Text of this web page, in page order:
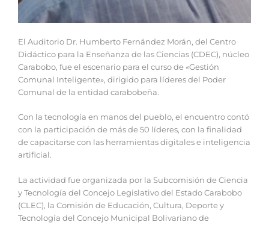
El Auditorio Dr. Humberto Fernández Morán, del Centro
Didáctico para la Enseñanza de las Ciencias (CDEC), núcleo
Carabobo, fue el escenario para el curso de «Gestión
Comunal Inteligente», dirigido para líderes del Poder
Comunal de la entidad carabobeña.
Con la tecnología en manos del pueblo, el encuentro contó
con la participación de más de 50 líderes, con la finalidad
de capacitarse con las herramientas digitales e inteligencia
artificial.
La actividad fue organizada por la Subcomisión de Ciencia
y Tecnología del Concejo Legislativo del Estado Carabobo
(CLEC), la Comisión de Educación, Cultura, Deporte y
Tecnología del Concejo Municipal Bolivariano de